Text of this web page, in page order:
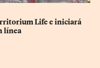
Life e iniciará
línea